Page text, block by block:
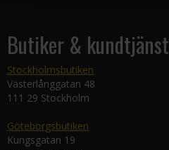
Butiker & kundtjänst
Stockholmsbutiken
Västerlånggatan 48
111 29 Stockholm
Göteborgsbutiken
Kungsgatan 19